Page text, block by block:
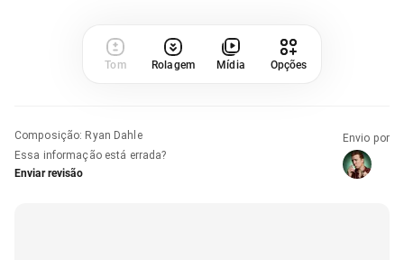
Tom Rolagem Mídia Opções
Composição: Ryan Dahle
Essa informação está errada?
Enviar revisão
Envio por